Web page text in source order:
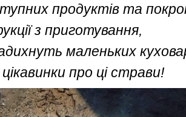
продуктів та
з приготування,
маленьких
про ці страви!